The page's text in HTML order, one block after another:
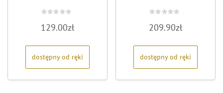
0
na
129.00zł
dostępny od ręki
0
na
209.90zł
dostępny od ręki